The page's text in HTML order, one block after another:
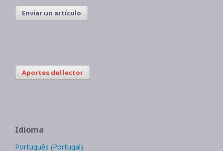
Enviar un artículo
Aportes del lector
Idioma
Português (Portugal)